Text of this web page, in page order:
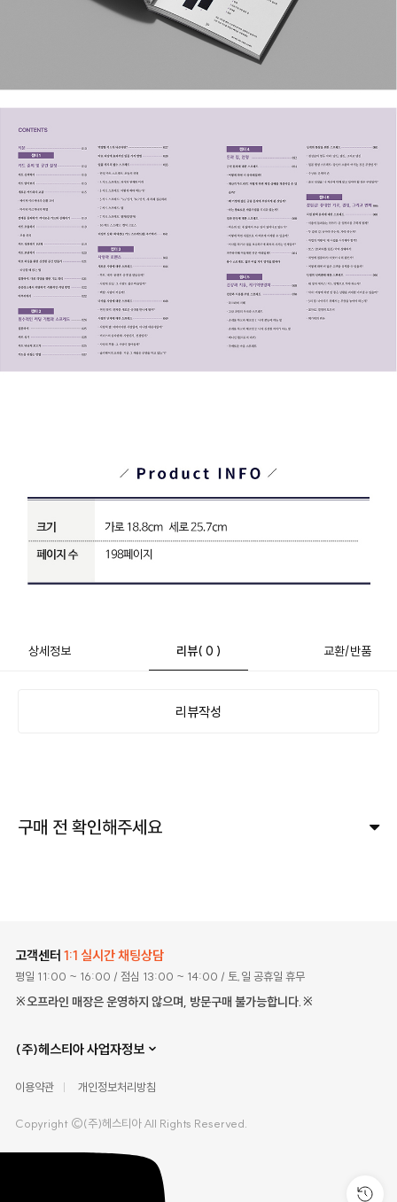
상세정보 리뷰( 0 ) 교환/반품
리뷰작성
구매 전 확인해주세요
고객센터 1:1 실시간 채팅상담
평일 11:00 ~ 16:00 / 점심 13:00 ~ 14:00 / 토,일 공휴일 휴무
※오프라인 매장은 운영하지 않으며, 방문구매 불가능합니다.※
(주)헤스티아 사업자정보
이용약관 개인정보처리방침
Copyright ©(주)헤스티아 All Rights Reserved.